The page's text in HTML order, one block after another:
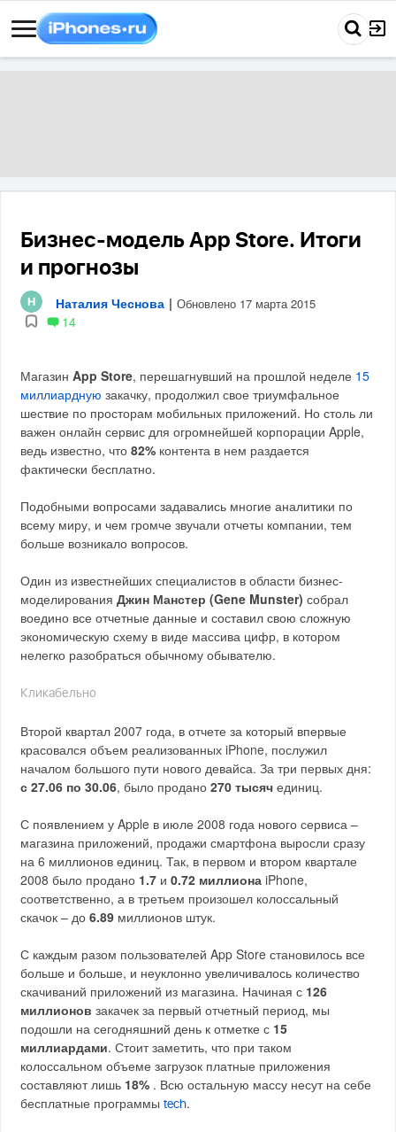
Бизнес-модель App Store. Итоги
и прогнозы
Наталия Чеснова | Обновлено 17 марта 2015
14
МагазинApp Store, перешагнувший на прошлой неделе 15
миллиардную закачку, продолжил свое триумфальное
шествие по просторам мобильных приложений. Но столь ли
важен онлайн сервис для огромнейшей корпорации Apple,
ведь известно, что82% контента в нем раздается
фактически бесплатно.
Подобными вопросами задавались многие аналитики по
всему миру, и чем громче звучали отчеты компании, тем
больше возникало вопросов.
Один из известнейших специалистов в области бизнес-
моделированияДжин Манстер (Gene Munster) собрал
воедино все отчетные данные и составил свою сложную
экономическую схему в виде массива цифр, в котором
нелегко разобраться обычному обывателю.
Кликабельно
Второй квартал 2007 года, в отчете за который впервые
красовался объем реализованных iPhone, послужил
началом большого пути нового девайса. За три первых дня:
с 27.06 по 30.06, было продано270 тысяч единиц.
С появлением у Apple в июле 2008 года нового сервиса –
магазина приложений, продажи смартфона выросли сразу
на 6 миллионов единиц. Так, в первом и втором квартале
2008 было продано 1.7 и0.72 миллиона iPhone,
соответственно, а в третьем произошел колоссальный
скачок – до6.89 миллионов штук.
С каждым разом пользователей App Store становилось все
больше и больше, и неуклонно увеличивалось количество
скачиваний приложений из магазина. Начиная с 126
миллионов закачек за первый отчетный период, мы
подошли на сегодняшний день к отметке с 15
миллиардами. Стоит заметить, что при таком
колоссальном объеме загрузок платные приложения
составляют лишь 18% . Всю остальную массу несут на себе
бесплатные программыtech.